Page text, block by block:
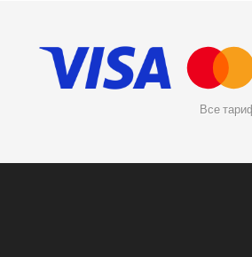
Все